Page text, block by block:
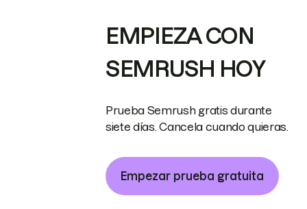
EMPIEZA CON
SEMRUSH HOY
Prueba Semrush gratis durante
siete días. Cancela cuando quieras.
Empezar prueba gratuita